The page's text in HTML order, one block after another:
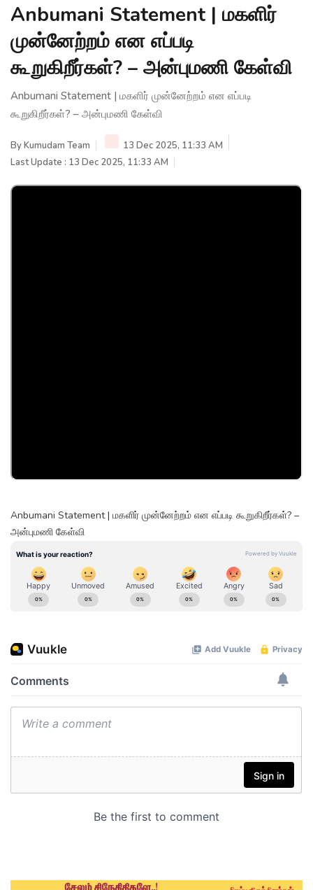
Anbumani Statement | மகளிர்
முன்னேற்றம் என எப்படி
கூறுகிறீர்கள்? – அன்புமணி கேள்வி
Anbumani Statement | மகளிர் முன்னேற்றம் என எப்படி
கூறுகிறீர்கள்? – அன்புமணி கேள்வி
ByKumudam Team
13 Dec 2025, 11:33 AM
Last Update : 13 Dec 2025, 11:33 AM
Anbumani Statement | மகளிர் முன்னேற்றம் என எப்படி கூறுகிறீர்கள்? –
அன்புமணி கேள்வி